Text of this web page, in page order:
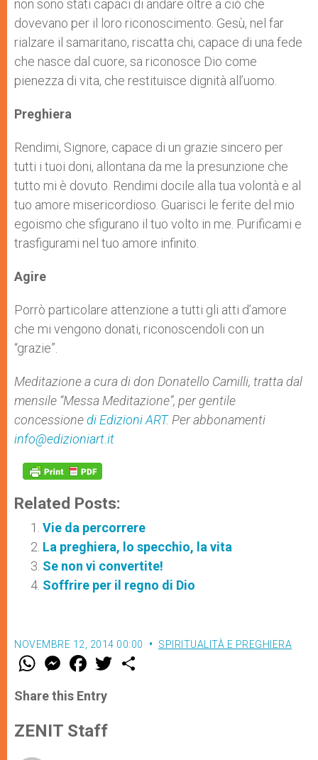
non sono stati capaci di andare oltre a ciò che
dovevano per il loro riconoscimento. Gesù, nel far
rialzare il samaritano, riscatta chi, capace di una fede
che nasce dal cuore, sa riconosce Dio come
pienezza di vita, che restituisce dignità all’uomo.
Preghiera
Rendimi, Signore, capace di un grazie sincero per
tutti i tuoi doni, allontana da me la presunzione che
tutto mi è dovuto. Rendimi docile alla tua volontà e al
tuo amore misericordioso. Guarisci le ferite del mio
egoismo che sfigurano il tuo volto in me. Purificami e
trasfigurami nel tuo amore infinito.
Agire
Porrò particolare attenzione a tutti gli atti d’amore
che mi vengono donati, riconoscendoli con un
“grazie”.
Meditazione a cura di don Donatello Camilli, tratta dal
mensile “Messa Meditazione”, per gentile
concessionedi Edizioni ART. Per abbonamenti
info@edizioniart.it
Related Posts:
Vie da percorrere
La preghiera, lo specchio, la vita
Se non vi convertite!
Soffrire per il regno di Dio
NOVEMBRE 12, 2014 00:00 SPIRITUALITÀ E PREGHIERA
W
t
s
p
p
M
e
s
e
g
e
F
a
e
b
o
k
w
Share this Entry
ZENIT Staff